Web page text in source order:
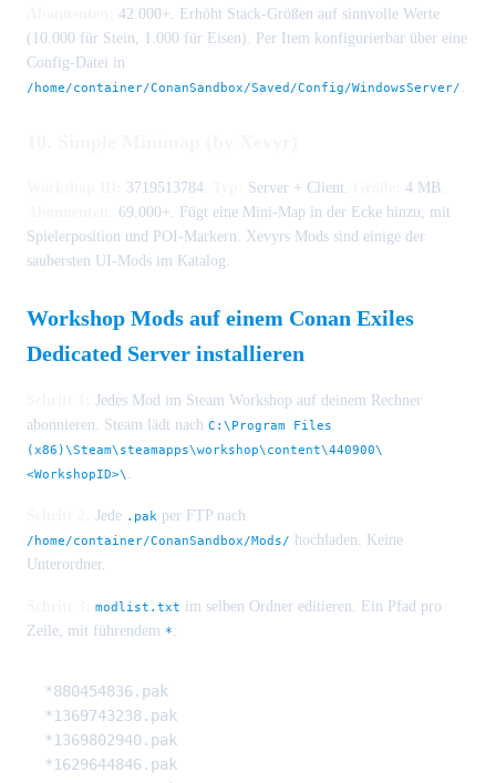
42.000+. Erhöht Stack-Größen auf sinnvolle Werte
(10.000 für Stein, 1.000 für Eisen). Per Item konfigurierbar über eine
Config-Datei in
/home/container/ConanSandbox/Saved/Config/WindowsServer/.
3719513784. Server + Client.
4 MB.
69.000+. Fügt eine Mini-Map in der Ecke hinzu, mit
Spielerposition und POI-Markern. Xevyrs Mods sind einige der
saubersten UI-Mods im Katalog.
Workshop Mods auf einem Conan Exiles
Dedicated Server installieren
Jedes Mod im Steam Workshop auf deinem Rechner
abonnieren. Steam lädt nach C:\Program Files
(x86)\Steam\steamapps\workshop\content\440900\
<WorkshopID>\.
Jede .pak per FTP nach
/home/container/ConanSandbox/Mods/ hochladen. Keine
Unterordner.
modlist.txt im selben Ordner editieren. Ein Pfad pro
Zeile, mit führendem *:
*880454836.pak
*1369743238.pak
*1369802940.pak
*1629644846.pak